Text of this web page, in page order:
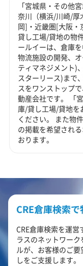
「宮城県・その他
奈川（横浜/川崎/厚
岡]・近畿圏[大阪・
貸し工場/貸地の物
ールイーは、倉庫
物流施設の開発、
ティマネジメント)
スターリース)まで
スをワンストップ
動産会社です。 「
庫/貸し工場/貸地を
ください。 また物
の掲載を希望され
おります。
CRE倉庫検索
CRE倉庫検索を運
ラスのネットワー
ルが、お客様のご
しをご支援します。